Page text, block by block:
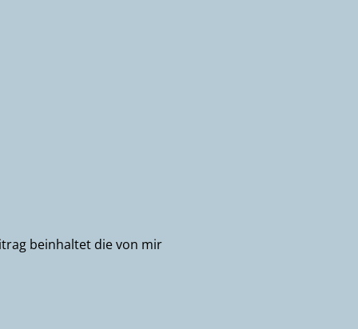
beinhaltet die von mir